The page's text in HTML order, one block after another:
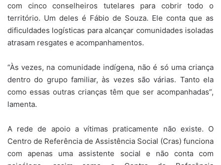
com cinco conselheiros tutelares para cobrir todo o
território. Um deles é Fábio de Souza. Ele conta que as
dificuldades logísticas para alcançar comunidades isoladas
atrasam resgates e acompanhamentos.
“Às vezes, na comunidade indígena, não é só uma criança
dentro do grupo familiar, às vezes são várias. Tanto ela
como essas outras crianças têm que ser acompanhadas”,
lamenta.
A rede de apoio a vítimas praticamente não existe. O
Centro de Referência de Assistência Social (Cras) funciona
com apenas uma assistente social e não conta com